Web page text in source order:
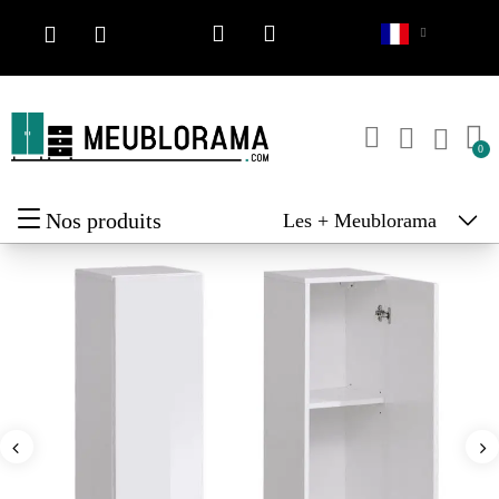
Nos produits Les + Meublorama